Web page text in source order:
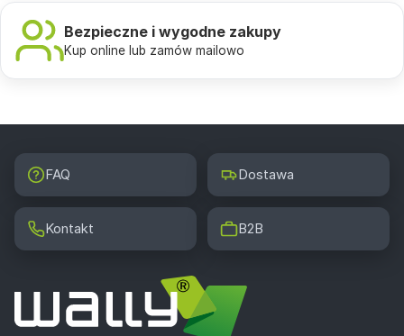
Bezpieczne i wygodne zakupy
Kup online lub zamów mailowo
FAQ Dostawa
Kontakt B2B